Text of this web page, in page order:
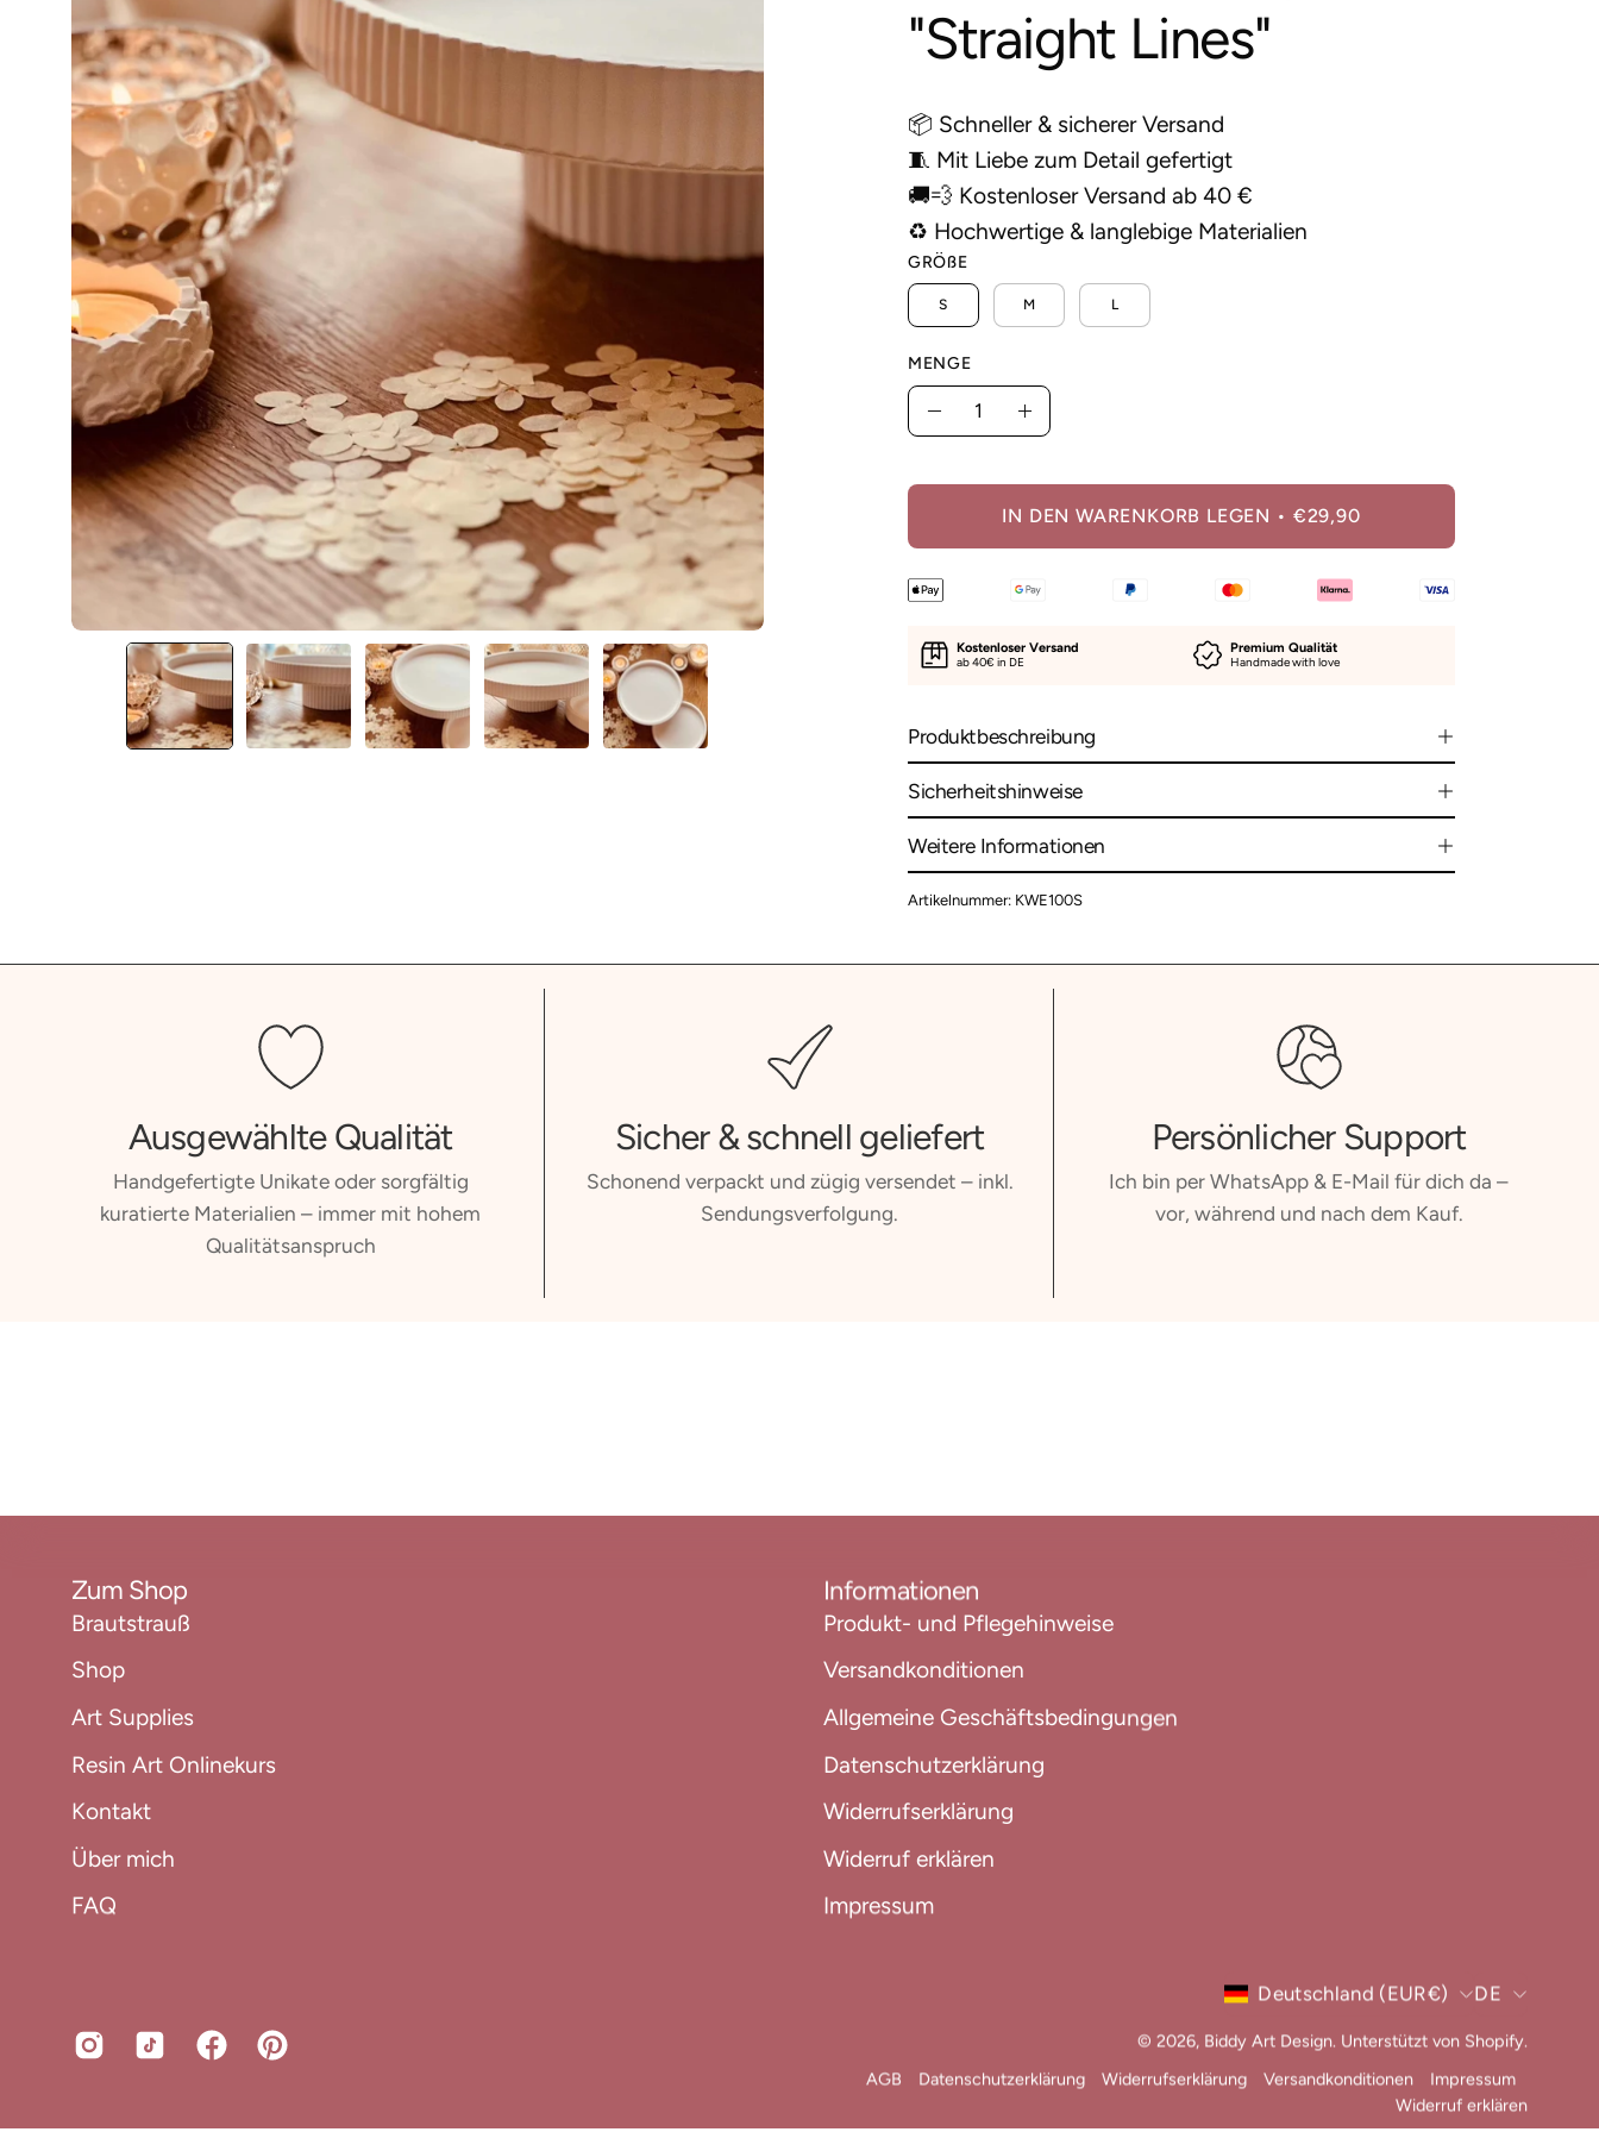
"Straight Lines"
📦 Schneller & sicherer Versand
🧵 Mit Liebe zum Detail gefertigt
🚚💨 Kostenloser Versand ab 40 €
♻️ Hochwertige & langlebige Materialien
GRÖßE
S M L
MENGE
Menge
Menge
Menge
IN DEN WARENKORB LEGEN €29,90
Kostenloser Versand
ab 40€ in DE
Premium Qualität
Handmade with love
Produktbeschreibung
Sicherheitshinweise
Weitere Informationen
Artikelnummer: KWE100S
Ausgewählte Qualität
Handgefertigte Unikate oder sorgfältig
kuratierte Materialien – immer mit hohem
Qualitätsanspruch
Sicher & schnell geliefert
Schonend verpackt und zügig versendet – inkl.
Sendungsverfolgung.
Persönlicher Support
Ich bin per WhatsApp & E-Mail für dich da –
vor, während und nach dem Kauf.
Zum Shop
Brautstrauß
Shop
Art Supplies
Resin Art Onlinekurs
Kontakt
Über mich
FAQ
Informationen
Produkt- und Pflegehinweise
Versandkonditionen
Allgemeine Geschäftsbedingungen
Datenschutzerklärung
Widerrufserklärung
Widerruf erklären
Impressum
Land
Deutschland (EUR€) DE
© 2026, Biddy Art Design. Unterstützt von Shopify.
AGB
Datenschutzerklärung Widerrufserklärung Versandkonditionen
Impressum
Widerruf erklären